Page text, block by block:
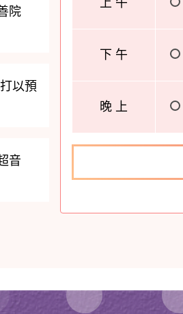
院
以預
音
上 午
下 午
晚 上